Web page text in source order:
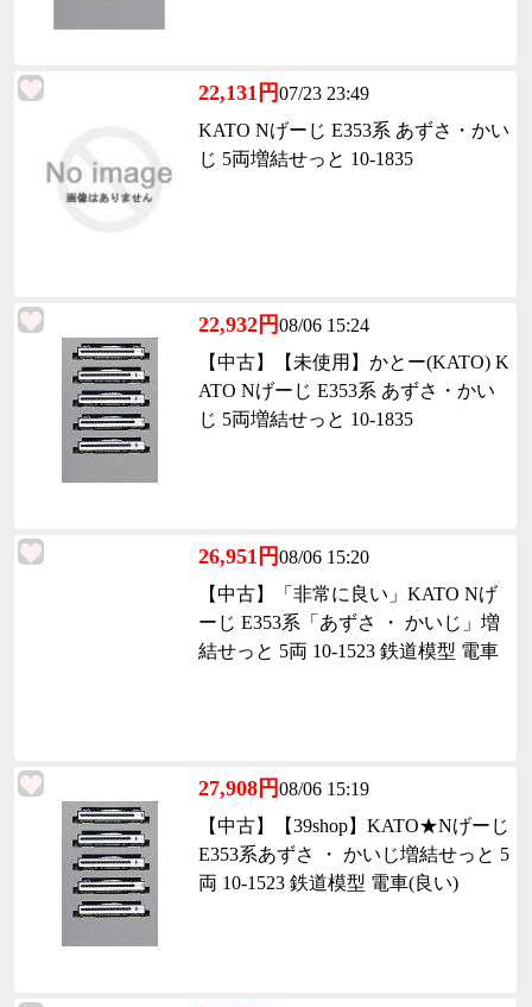
22,131円07/23 23:49
KATO Nげーじ E353系 あずさ・かい
じ 5両増結せっと 10-1835
22,932円08/06 15:24
【中古】【未使用】かとー(KATO) K
ATO Nげーじ E353系 あずさ・かい
じ 5両増結せっと 10-1835
26,951円08/06 15:20
【中古】「非常に良い」KATO Nげ
ーじ E353系「あずさ ・ かいじ」増
結せっと 5両 10-1523 鉄道模型 電車
27,908円08/06 15:19
【中古】【39shop】KATO★Nげーじ
E353系あずさ ・ かいじ増結せっと 5
両 10-1523 鉄道模型 電車(良い)